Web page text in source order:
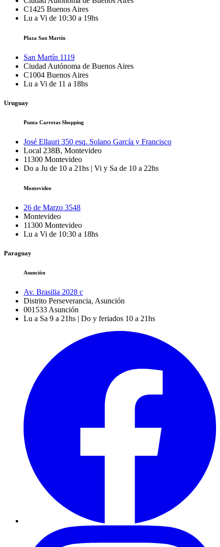
C1425 Buenos Aires
Lu a Vi de 10:30 a 19hs
Plaza San Martín
San Martín 1119
Ciudad Autónoma de Buenos Aires
C1004 Buenos Aires
Lu a Vi de 11 a 18hs
Uruguay
Punta Carretas Shopping
José Ellauri 350 esq. Solano García y Francisco
Local 238B, Montevideo
11300 Montevideo
Do a Ju de 10 a 21hs | Vi y Sa de 10 a 22hs
Montevideo
26 de Marzo 3548
Montevideo
11300 Montevideo
Lu a Vi de 10:30 a 18hs
Paraguay
Asunción
Av. Brasilia 2028 c
Distrito Perseverancia, Asunción
001533 Asunción
Lu a Sa 9 a 21hs | Do y feriados 10 a 21hs